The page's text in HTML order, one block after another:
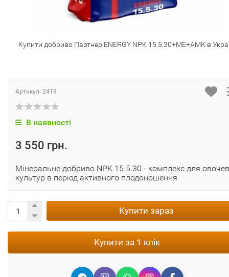
Купити добриво Партнер ENERGY NPK 15.5.30+ME+АМК в
Артикул: 2419
В наявності
3 550 грн.
Мінеральне добриво NPK 15.5.30 - комплекс для
культур в період активного плодоношення
Купити зараз
Купити за 1 клік